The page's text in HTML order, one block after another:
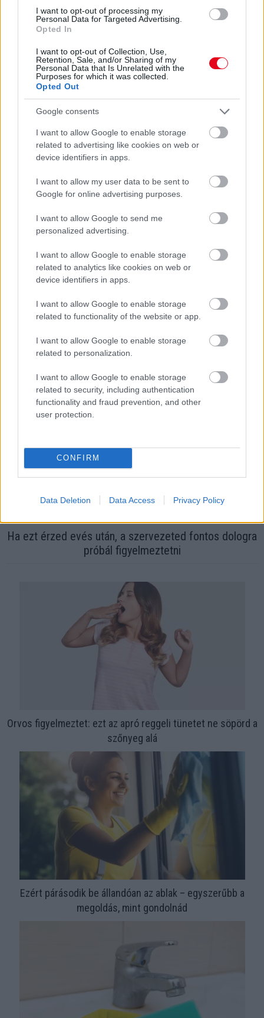
I want to opt-out of processing my
Personal Data for Targeted Advertising.
Opted In
I want to opt-out of Collection, Use,
Retention, Sale, and/or Sharing of my
Personal Data that Is Unrelated with the
Purposes for which it was collected.
Opted Out
Google consents
I want to allow Google to enable storage
related to advertising like cookies on web or
device identifiers in apps.
I want to allow my user data to be sent to
Google for online advertising purposes.
I want to allow Google to send me
personalized advertising.
I want to allow Google to enable storage
related to analytics like cookies on web or
device identifiers in apps.
I want to allow Google to enable storage
related to functionality of the website or app.
I want to allow Google to enable storage
related to personalization.
I want to allow Google to enable storage
related to security, including authentication
functionality and fraud prevention, and other
user protection.
CONFIRM
Data Deletion Data Access Privacy Policy
RENDKÍVÜL MAGAS ÉRZELMI INTELLIGENCIÁRA UTALHAT
Te szoktad?
08. 02.
SOKAN ROSSZUL TÁROLJÁK A GYÓGYSZEREIKET –
EMIATT CSÖKKENHET A HATÁSUK
Érdemes odafigyelni rá
VITAMINHIÁNY – ILYEN JELEKRE FIGYELJ
Erre figyelj!
24 ÓRA TOVÁBBI HÍREI
24 óra
Egyre több embernél jelentkezik ez a hiányállapot – az
Ha ezt érzed evés után, a szervezeted fontos dologra
próbál figyelmeztetni
Orvos figyelmeztet: ezt az apró reggeli tünetet ne söpörd a
szőnyeg alá
Ezért párásodik be állandóan az ablak – egyszerűbb a
megoldás, mint gondolnád